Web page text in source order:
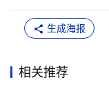
生成海报
相关推荐